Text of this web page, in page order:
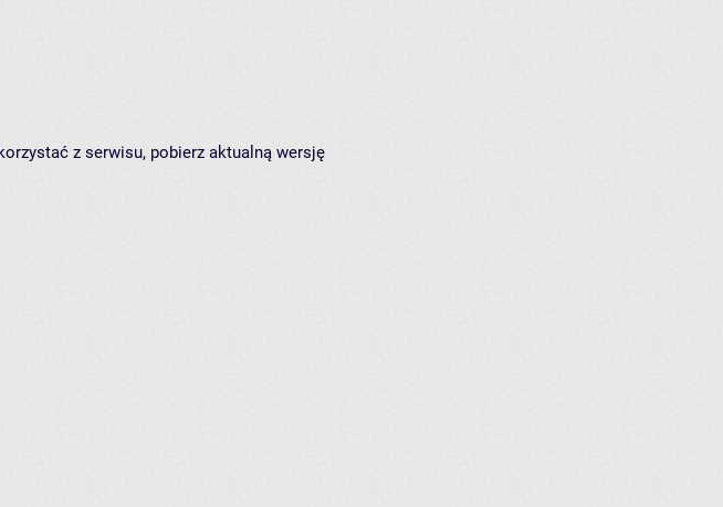
z serwisu, pobierz aktualną wersję